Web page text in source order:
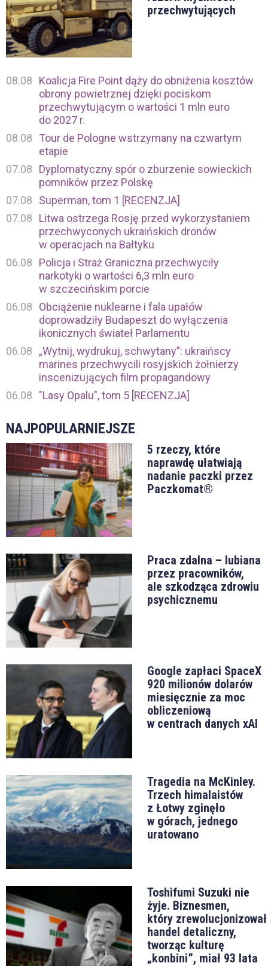
przechwytujących
08.08
Koalicja Fire Point dąży do obniżenia kosztów
obrony powietrznej dzięki pociskom
przechwytującym o wartości 1 mln euro
do 2027 r.
08.08
Tour de Pologne wstrzymany na czwartym
etapie
07.08
Dyplomatyczny spór o zburzenie sowieckich
pomników przez Polskę
07.08
Superman, tom 1 [RECENZJA]
07.08
Litwa ostrzega Rosję przed wykorzystaniem
przechwyconych ukraińskich dronów
w operacjach na Bałtyku
06.08
Policja i Straż Graniczna przechwyciły
narkotyki o wartości 6,3 mln euro
w szczecińskim porcie
06.08
Obciążenie nuklearne i fala upałów
doprowadziły Budapeszt do wyłączenia
ikonicznych świateł Parlamentu
06.08
„Wytnij, wydrukuj, schwytany”: ukraińscy
marines przechwycili rosyjskich żołnierzy
inscenizujących film propagandowy
06.08
"Lasy Opalu", tom 5 [RECENZJA]
NAJPOPULARNIEJSZE
5 rzeczy, które
naprawdę ułatwiają
nadanie paczki przez
Paczkomat®
Praca zdalna – lubiana
przez pracowników,
ale szkodząca zdrowiu
psychicznemu
Google zapłaci SpaceX
920 milionów dolarów
miesięcznie za moc
obliczeniową
w centrach danych xAI
Tragedia na McKinley.
Trzech himalaistów
z Łotwy zginęło
w górach, jednego
uratowano
Toshifumi Suzuki nie
żyje. Biznesmen,
który zrewolucjonizował
handel detaliczny,
tworząc kulturę
„konbini”, miał 93 lata